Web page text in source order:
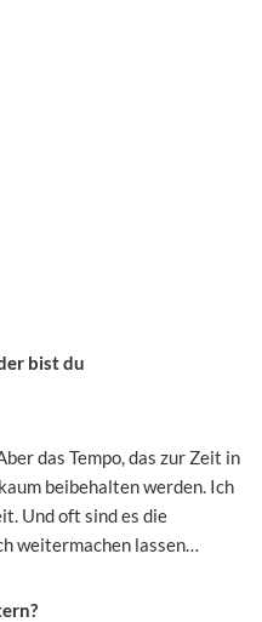
bist du
das Tempo, das zur Zeit in
beibehalten werden. Ich
Und oft sind es die
weitermachen lassen…